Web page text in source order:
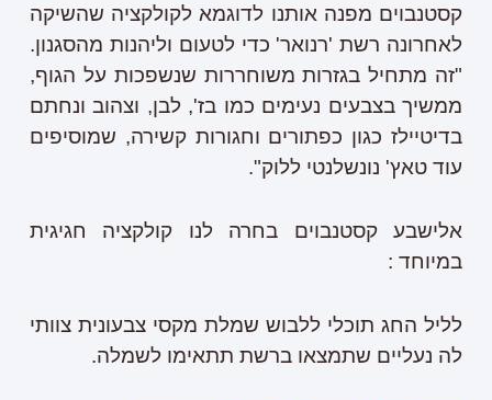
קסטנבוים מפנה אותנו לדוגמא לקולקציה שהשיקה
לאחרונה רשת 'רנואר' כדי לטעום וליהנות מהסגנון.
"זה מתחיל בגזרות משוחררות שנשפכות על הגוף,
ממשיך בצבעים נעימים כמו בז', לבן, וצהוב ונחתם
בדיטיילז כגון כפתורים וחגורות קשירה, שמוסיפים
עוד טאץ' נונשלנטי ללוק".
אלישבע קסטנבוים בחרה לנו קולקציה חגיגית
במיוחד :
לליל החג תוכלי ללבוש שמלת מקסי צבעונית צוותי
לה נעליים שתמצאו ברשת תתאימו לשמלה.